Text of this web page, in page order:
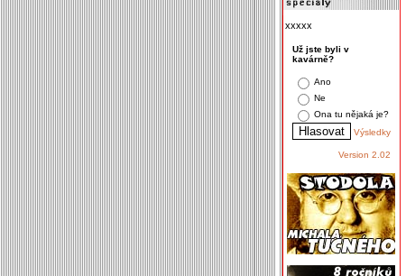
xxxxx
Už jste byli v
kavárně?
Ano
Ne
Ona tu nějaká je?
Výsledky
Version 2.02